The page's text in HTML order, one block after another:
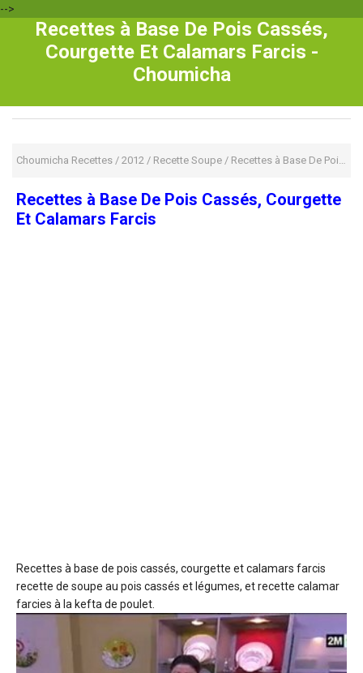
-->
Recettes à Base De Pois Cassés,
Courgette Et Calamars Farcis -
Choumicha
Choumicha Recettes / 2012 / Recette Soupe / Recettes à Base De Pois Cassés, Courgette Et Calamars Farcis
Recettes à Base De Pois Cassés, Courgette
Et Calamars Farcis
Recettes à base de pois cassés, courgette et calamars farcis
recette de soupe au pois cassés et légumes, et recette calamar
farcies à la kefta de poulet.